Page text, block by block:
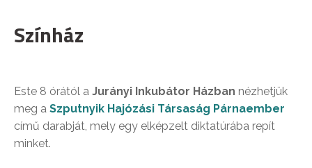
Színház
Este 8 órától a Jurányi Inkubátor Házban nézhetjük
meg a Szputnyik Hajózási Társaság Párnaember
című darabját, mely egy elképzelt diktatúrába repít
minket.